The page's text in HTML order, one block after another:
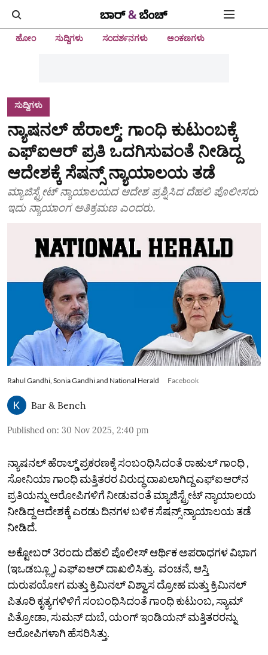
ಹೋಂ ಸುದ್ದಿಗಳು ಸಂದರ್ಶನಗಳು ಅಂಕಣಗಳು
ಸುದ್ದಿಗಳು
ನ್ಯಾಷನಲ್ ಹೆರಾಲ್ಡ್: ಗಾಂಧಿ ಕುಟುಂಬಕ್ಕೆ
ಎಫ್ಐಆರ್ ಪ್ರತಿ ಒದಗಿಸುವಂತೆ ನೀಡಿದ್ದ
ಆದೇಶಕ್ಕೆ ಸೆಷನ್ಸ್ ನ್ಯಾಯಾಲಯ ತಡೆ
ಮ್ಯಾಜಿಸ್ಟ್ರೇಟ್ ನ್ಯಾಯಾಲಯದ ಆದೇಶ ಪ್ರಶ್ನಿಸಿದ ದೆಹಲಿ ಪೊಲೀಸರು
ಇದು ನ್ಯಾಯಾಂಗ ಅತಿಕ್ರಮಣ ಎಂದರು.
Rahul Gandhi, Sonia Gandhi and National Herald Facebook
Bar & Bench
Published on: 30 Nov 2025, 2:40 pm
ನ್ಯಾಷನಲ್ ಹೆರಾಲ್ಡ್ ಪ್ರಕರಣಕ್ಕೆ ಸಂಬಂಧಿಸಿದಂತೆ ರಾಹುಲ್ ಗಾಂಧಿ ,
ಸೋನಿಯಾ ಗಾಂಧಿ ಮತ್ತಿತರರ ವಿರುದ್ಧ ದಾಖಲಾಗಿದ್ದ ಎಫ್‌ಐಆರ್‌ನ
ಪ್ರತಿಯನ್ನು ಆರೋಪಿಗಳಿಗೆ ನೀಡುವಂತೆ ಮ್ಯಾಜಿಸ್ಟ್ರೇಟ್‌ ನ್ಯಾಯಾಲಯ
ನೀಡಿದ್ದ ಆದೇಶಕ್ಕೆ ಎರಡು ದಿನಗಳ ಬಳಿಕ ಸೆಷನ್ಸ್‌ ನ್ಯಾಯಾಲಯ ತಡೆ
ನೀಡಿದೆ.
ಅಕ್ಟೋಬರ್ 3ರಂದು ದೆಹಲಿ ಪೊಲೀಸ್‌ ಆರ್ಥಿಕ ಅಪರಾಧಗಳ ವಿಭಾಗ
(ಇಒಡಬ್ಲ್ಯೂ) ಎಫ್‌ಐಆರ್ ದಾಖಲಿಸಿತ್ತು. ವಂಚನೆ, ಆಸ್ತಿ
ದುರುಪಯೋಗ ಮತ್ತು ಕ್ರಿಮಿನಲ್ ವಿಶ್ವಾಸ ದ್ರೋಹ ಮತ್ತು ಕ್ರಿಮಿನಲ್
ಪಿತೂರಿ ಕೃತ್ಯಗಳಿಳಿಗೆ ಸಂಬಂಧಿಸಿದಂತೆ ಗಾಂಧಿ ಕುಟುಂಬ, ಸ್ಯಾಮ್
ಪಿತ್ರೋಡಾ, ಸುಮನ್ ದುಬೆ, ಯಂಗ್ ಇಂಡಿಯನ್ ಮತ್ತಿತರರನ್ನು
ಆರೋಪಿಗಳಾಗಿ ಹೆಸರಿಸಿತ್ತು.